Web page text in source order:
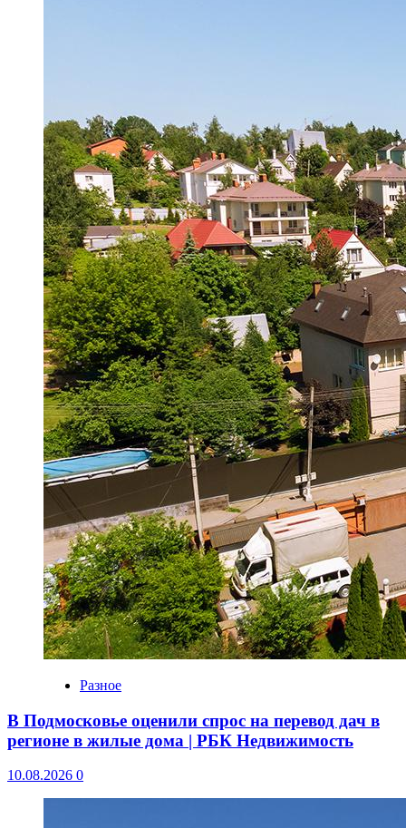
Разное
В Подмосковье оценили спрос на перевод дач в
регионе в жилые дома | РБК Недвижимость
10.08.2026 0